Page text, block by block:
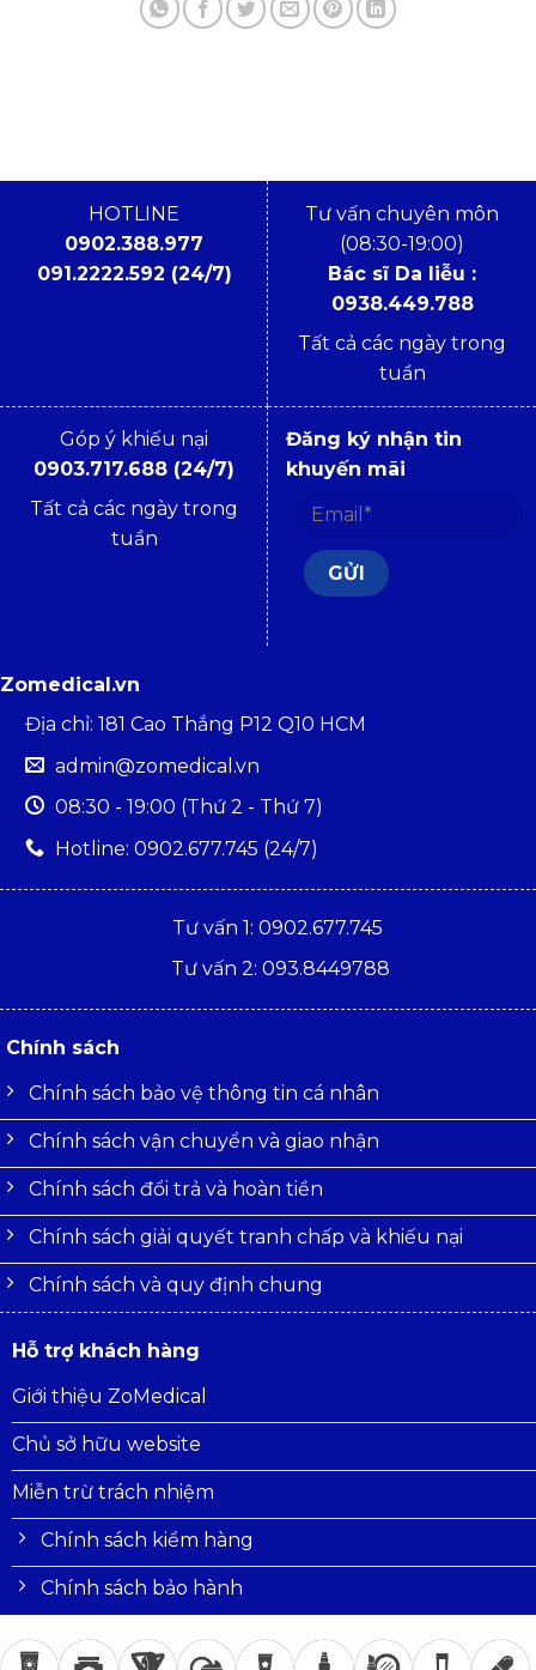
HOTLINE
0902.388.977
091.2222.592 (24/7)
Tư vấn chuyên môn
(08:30-19:00)
Bác sĩ Da liễu :
0938.449.788
Tất cả các ngày trong
tuần
Góp ý khiếu nại
0903.717.688 (24/7)
Tất cả các ngày trong
tuần
Đăng ký nhận tin
khuyến mãi
Zomedical.vn
Địa chỉ: 181 Cao Thắng P12 Q10 HCM
admin@zomedical.vn
08:30 - 19:00 (Thứ 2 - Thứ 7)
Hotline: 0902.677.745 (24/7)
Tư vấn 1: 0902.677.745
Tư vấn 2: 093.8449788
Chính sách
Chính sách bảo vệ thông tin cá nhân
Chính sách vận chuyển và giao nhận
Chính sách đổi trả và hoàn tiền
Chính sách giải quyết tranh chấp và khiếu nại
Chính sách và quy định chung
Hỗ trợ khách hàng
Giới thiệu ZoMedical
Chủ sở hữu website
Miễn trừ trách nhiệm
Chính sách kiểm hàng
Chính sách bảo hành